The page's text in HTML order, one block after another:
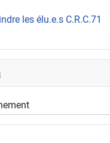
les élu.e.s C.R.C.71